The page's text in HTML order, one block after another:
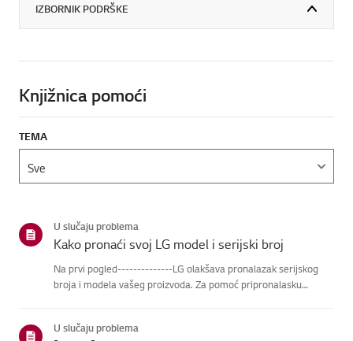
IZBORNIK PODRŠKE
Knjižnica pomoći
TEMA
U slučaju problema
Kako pronaći svoj LG model i serijski broj
Na prvi pogled--------------LG olakšava pronalazak serijskog
broja i modela vašeg proizvoda. Za pomoć pripronalasku
napravlje...
U slučaju problema